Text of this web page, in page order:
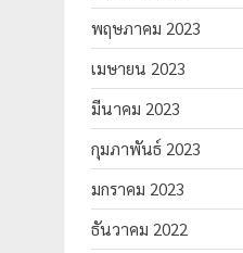
พฤษภาคม 2023
เมษายน 2023
มีนาคม 2023
กุมภาพันธ์ 2023
มกราคม 2023
ธันวาคม 2022